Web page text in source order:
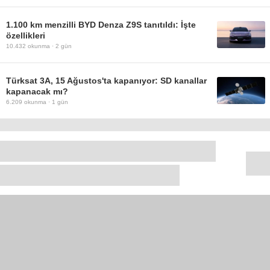
1.100 km menzilli BYD Denza Z9S tanıtıldı: İşte
özellikleri
10.432 okunma · 2 gün
Türksat 3A, 15 Ağustos'ta kapanıyor: SD kanallar
kapanacak mı?
6.209 okunma · 1 gün